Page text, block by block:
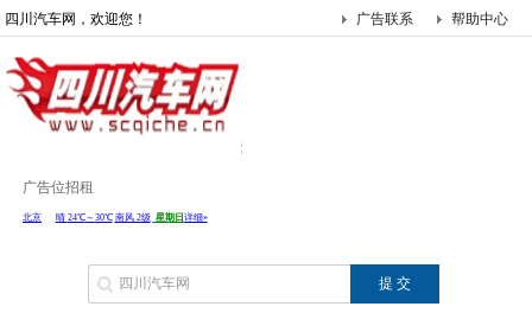
四川汽车网，欢迎您！ 帮助中心
广告联系
广告位招租